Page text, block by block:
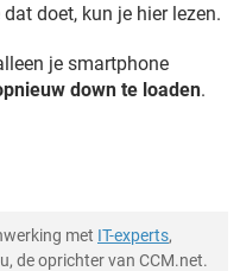
dat doet, kun je hier lezen.
je smartphone
down te loaden.
met IT-experts,
de oprichter van CCM.net.